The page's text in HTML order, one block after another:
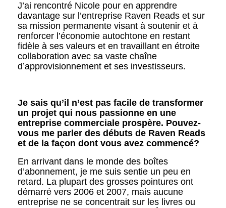
J’ai rencontré Nicole pour en apprendre
davantage sur l’entreprise Raven Reads et sur
sa mission permanente visant à soutenir et à
renforcer l’économie autochtone en restant
fidèle à ses valeurs et en travaillant en étroite
collaboration avec sa vaste chaîne
d’approvisionnement et ses investisseurs.
Je sais qu’il n’est pas facile de transformer
un projet qui nous passionne en une
entreprise commerciale prospère. Pouvez-
vous me parler des débuts de Raven Reads
et de la façon dont vous avez commencé?
En arrivant dans le monde des boîtes
d’abonnement, je me suis sentie un peu en
retard. La plupart des grosses pointures ont
démarré vers 2006 et 2007, mais aucune
entreprise ne se concentrait sur les livres ou